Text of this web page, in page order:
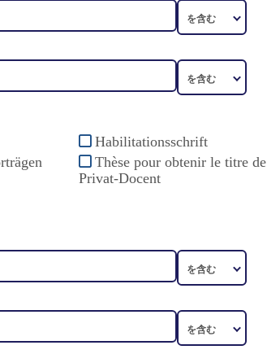
Habilitationsschrift
Thèse pour obtenir le titre de
Privat-Docent